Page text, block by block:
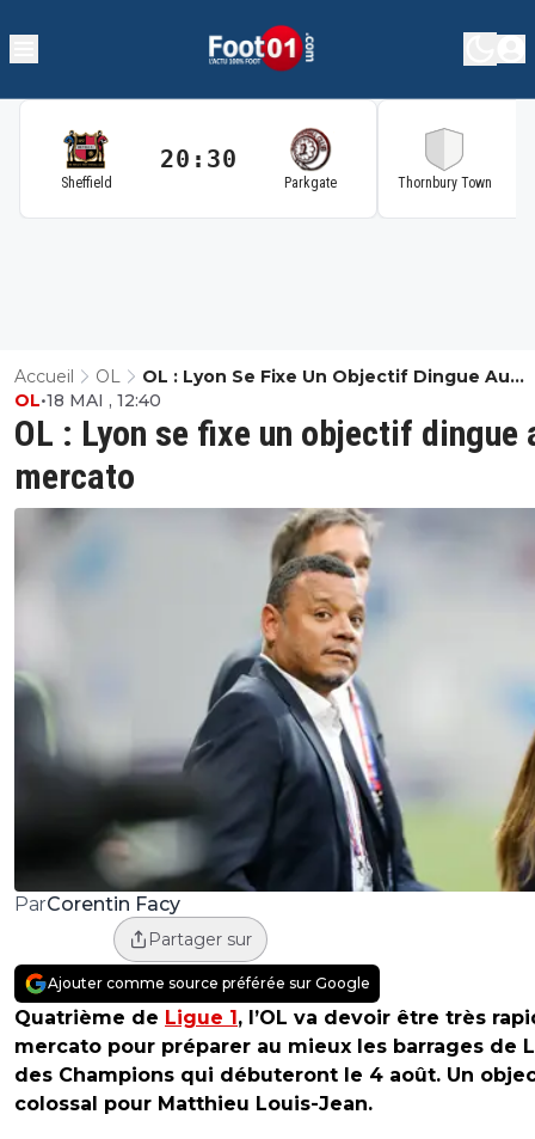
Sheffield
20:30
Parkgate Thornbury Town
Accueil OL
OL : Lyon Se Fixe Un Objectif Dingue Au
Mercato
OL : Lyon se fixe un objectif dingue
mercato
OL•18 MAI , 12:40
ParCorentin Facy
Partager sur
Ajouter comme source préférée sur Google
Quatrième de Ligue 1 , l’OL va devoir être très
mercato pour préparer au mieux les barrages de
des Champions qui débuteront le 4 août. Un
colossal pour Matthieu Louis-Jean.